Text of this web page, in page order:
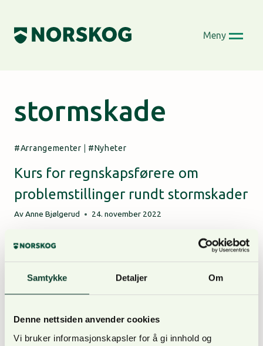
Samtykke Detaljer Om
Denne nettsiden anvender cookies
Vi bruker informasjonskapsler for å gi innhold og
content
Meny
stormskade
Arrangementer Nyheter
Kurs for regnskapsførere om
problemstillinger rundt stormskader
AvAnne Bjølgerud 24. november 2022
Statsforvalteren i Innlandet tar nå initiativ til et
spesialkurs for regnskapsførere der man tar opp
tømmerkonto, avsetting til skogfond, behov for
av Skogkurs, i samarbeid med Bondelaget og SF
Innlandet.